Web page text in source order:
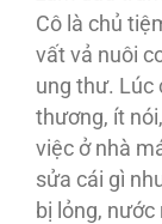
Cô là chủ
vất vả nuôi
ung thư. Lúc
thương, ít
việc ở nhà
sửa cái gì
bị lỏng,